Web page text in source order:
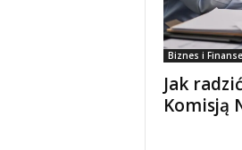
Biznes i Finanse
Jak
Komisją